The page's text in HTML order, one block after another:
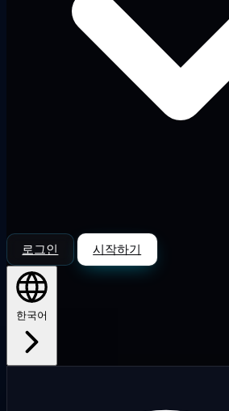
로그인 시작하기
한국어